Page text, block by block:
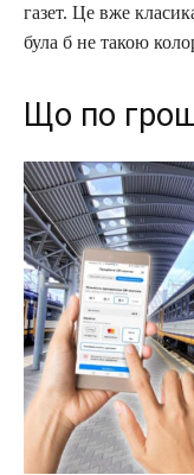
газет. Це вже
була б не такою
Що по